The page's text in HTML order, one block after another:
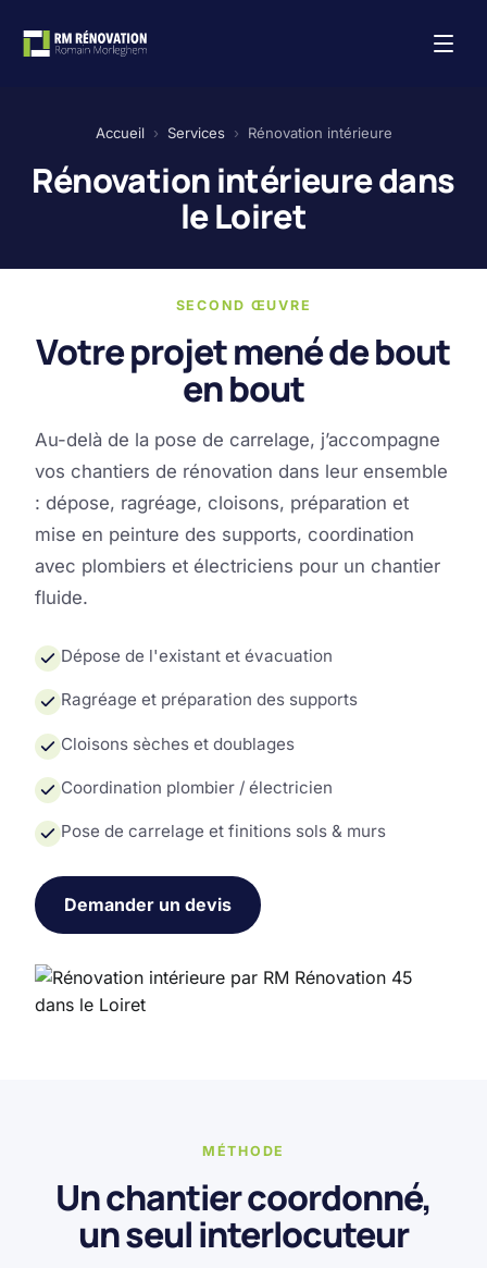
Accueil › Services › Rénovation intérieure
Rénovation intérieure dans
le Loiret
SECOND ŒUVRE
Votre projet mené de bout
en bout
Au-delà de la pose de carrelage, j’accompagne
vos chantiers de rénovation dans leur ensemble
: dépose, ragréage, cloisons, préparation et
mise en peinture des supports, coordination
avec plombiers et électriciens pour un chantier
fluide.
Dépose de l'existant et évacuation
Ragréage et préparation des supports
Cloisons sèches et doublages
Coordination plombier / électricien
Pose de carrelage et finitions sols & murs
Demander un devis
MÉTHODE
Un chantier coordonné,
un seul interlocuteur